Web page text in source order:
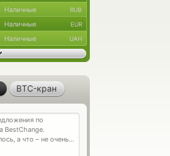
Наличные RUB
Наличные EUR
Наличные UAH
BTC-кран